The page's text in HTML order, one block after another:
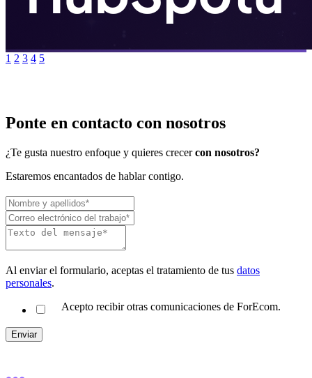
1 2 3 4 5
Ponte en contacto con nosotros
¿Te gusta nuestro enfoque y quieres crecer con nosotros?
Estaremos encantados de hablar contigo.
Al enviar el formulario, aceptas el tratamiento de tus datos
personales.
Acepto recibir otras comunicaciones de ForEcom.